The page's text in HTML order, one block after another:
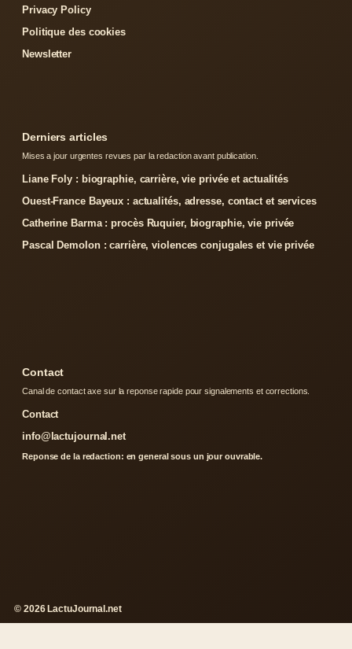
Privacy Policy
Politique des cookies
Newsletter
Derniers articles
Mises a jour urgentes revues par la redaction avant publication.
Liane Foly : biographie, carrière, vie privée et actualités
Ouest-France Bayeux : actualités, adresse, contact et services
Catherine Barma : procès Ruquier, biographie, vie privée
Pascal Demolon : carrière, violences conjugales et vie privée
Contact
Canal de contact axe sur la reponse rapide pour signalements et corrections.
Contact
info@lactujournal.net
Reponse de la redaction: en general sous un jour ouvrable.
© 2026 LactuJournal.net